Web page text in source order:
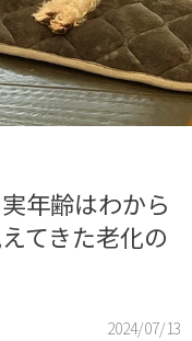
年齢はわから
てきた老化の
2024/07/13